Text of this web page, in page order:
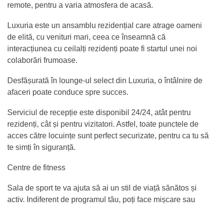
remote, pentru a varia atmosfera de acasă.
Luxuria este un ansamblu rezidențial care atrage oameni
de elită, cu venituri mari, ceea ce înseamnă că
interacțiunea cu ceilalți rezidenți poate fi startul unei noi
colaborări frumoase.
Desfășurată în lounge-ul select din Luxuria, o întâlnire de
afaceri poate conduce spre succes.
Serviciul de recepție este disponibil 24/24, atât pentru
rezidenți, cât și pentru vizitatori. Astfel, toate punctele de
acces către locuințe sunt perfect securizate, pentru ca tu să
te simți în siguranță.
Centre de fitness
Sala de sport te va ajuta să ai un stil de viață sănătos și
activ. Indiferent de programul tău, poți face mișcare sau